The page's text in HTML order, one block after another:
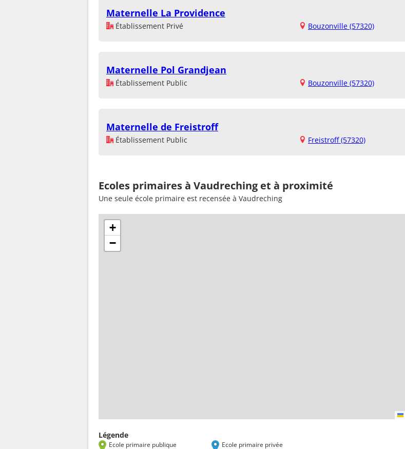
Maternelle La Providence
Établissement Privé Bouzonville (57320)
Maternelle Pol Grandjean
Établissement Public Bouzonville (57320)
Maternelle de Freistroff
Établissement Public Freistroff (57320)
Ecoles primaires à Vaudreching et à proximité
Une seule école primaire est recensée à Vaudreching
+
−
Légende
Ecole primaire publique Ecole primaire privée